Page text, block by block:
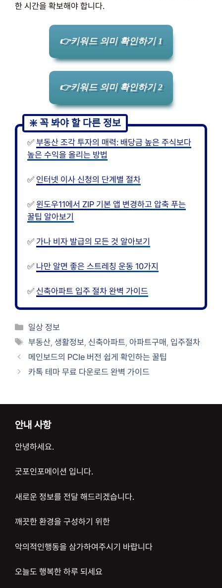
한 시간을 확보해야 합니다.
👉키워드 의미 확인하기 1
👉키워드 의미 확인하기 2
✅ 부동산 조각 투자의 매력: 배당금 높은 주식보다
높은 수익을 올리는 방법
✅ 인터넷 이사 신청의 단계별 절차
✅ 윈도우11에서 ZIP 기본 앱 변경하고 압축 푸는
꿀팁 알아보기
✅ 가나 비자 발급의 모든 것 알아보기
✅ 나만 알면 좋은 스트레칭 운동 10가지
✅ 신축아파트 입주 절차 완벽 가이드
카
테
리
일상 정보
태
그
부동산 생활정보 신축아파트 ,아파트구매 입주절차
메인보드의 PCIe 버전 쉽게 확인하는 꿀팁
카톡 테마 무료 다운로드 완벽 가이드
안내 사항
안녕하세요.
굿포인포메이션 입니다.
새로운 정보를 전달 해드리겠습니다.
깨끗한 환경을 구성하기 위한
악의적인행동을 삼가하여주시기 바랍니다
오늘도 행복한 하루 되세요